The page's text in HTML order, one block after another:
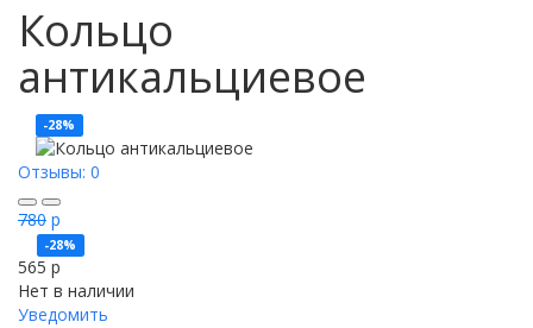
Кольцо
антикальциевое
-28%
Отзывы: 0
780 p
-28%
565 p
Нет в наличии
Уведомить